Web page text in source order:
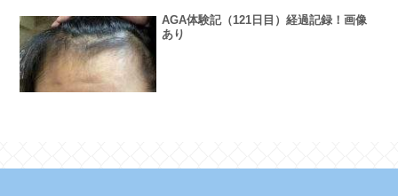
AGA体験記（121日目）経過記録！画像
あり